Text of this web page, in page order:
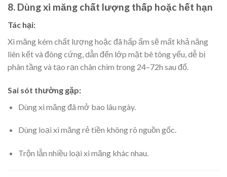
8. Dùng xi măng chất lượng thấp hoặc hết hạn
Tác hại:
Xi măng kém chất lượng hoặc đã hấp ẩm sẽ mất khả năng
liên kết và đông cứng, dẫn đến lớp mặt bê tông yếu, dễ bị
phân tầng và tạo rạn chân chim trong 24–72h sau đổ.
Sai sót thường gặp:
Dùng xi măng đã mở bao lâu ngày.
Dùng loại xi măng rẻ tiền không rõ nguồn gốc.
Trộn lẫn nhiều loại xi măng khác nhau.